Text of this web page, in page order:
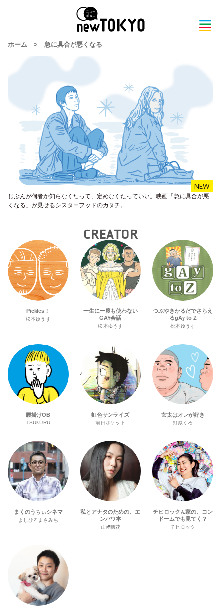
ホーム > 急に具合が悪くなる
じぶんが何者か知らなくたって、定めなくたっていい。映画「急に具合が悪
くなる」が見せるシスターフッドのカタチ。
CREATOR
Pickles！
松本ゆうす
一生に一度も使わない
GAY会話
松本ゆうす
つぶやきかるだでさらえ
るgAy to Z
松本ゆうす
腰掛けOB
TSUKURU
虹色サンライズ
前田ポケット
玄太はオレが好き
野原くろ
まくのうちぃシネマ
よしひろまさみち
私とアナタのための、エ
ンパワ本
山﨑穂花
チヒロックん家の、コン
ドームでも見てく？
チヒロック